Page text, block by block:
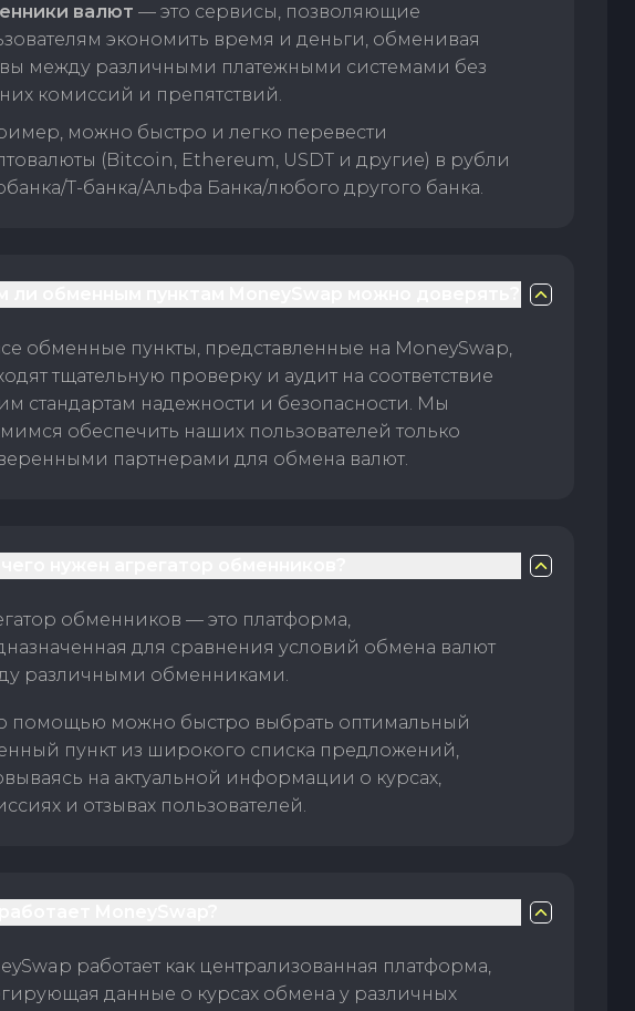
валют — это сервисы, позволяющие
экономить время и деньги, обменивая
между различными платежными системами без
комиссий и препятствий.
можно быстро и легко перевести
(Bitcoin, Ethereum, USDT и другие) в рубли
Т-банка/Альфа Банка/любого другого банка.
обменные пункты, представленные на MoneySwap,
тщательную проверку и аудит на соответствие
стандартам надежности и безопасности. Мы
обеспечить наших пользователей только
партнерами для обмена валют.
обменников — это платформа,
для сравнения условий обмена валют
различными обменниками.
помощью можно быстро выбрать оптимальный
пункт из широкого списка предложений,
на актуальной информации о курсах,
и отзывах пользователей.
работает как централизованная платформа,
данные о курсах обмена у различных